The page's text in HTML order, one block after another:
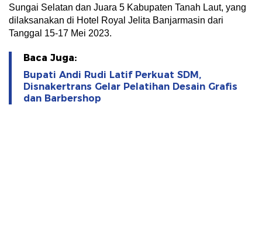
Sungai Selatan dan Juara 5 Kabupaten Tanah Laut, yang
dilaksanakan di Hotel Royal Jelita Banjarmasin dari
Tanggal 15-17 Mei 2023.
Baca Juga:
Bupati Andi Rudi Latif Perkuat SDM,
Disnakertrans Gelar Pelatihan Desain Grafis
dan Barbershop